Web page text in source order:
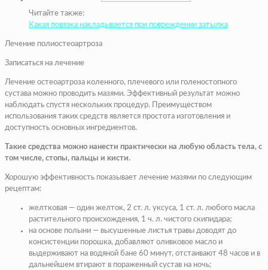
Читайте также:
Какая повязка накладывается при повреждении затылка
Лечение полиостеоартроза
Записаться на лечение
Лечение остеоартроза коленного, плечевого или голеностопного
сустава можно проводить мазями. Эффективный результат можно
наблюдать спустя нескольких процедур. Преимуществом
использования таких средств является простота изготовления и
доступность основных ингредиентов.
Такие средства можно нанести практически на любую область тела, с
том числе, стопы, пальцы и кисти.
Хорошую эффективность показывает лечение мазями по следующим
рецептам:
желтковая — один желток, 2 ст. л. уксуса, 1 ст. л. любого масла
растительного происхождения, 1 ч. л. чистого скипидара;
на основе полыни — высушенные листья травы доводят до
консистенции порошка, добавляют оливковое масло и
выдерживают на водяной бане 60 минут, отстаивают 48 часов и в
дальнейшем втирают в пораженный сустав на ночь;